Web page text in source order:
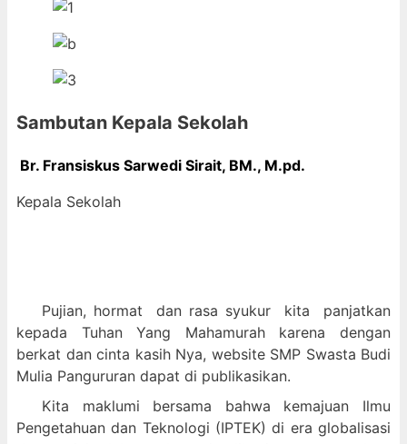
Sambutan Kepala Sekolah
Br. Fransiskus Sarwedi Sirait, BM., M.pd.
Kepala Sekolah
Pujian, hormat dan rasa syukur kita panjatkan
kepada Tuhan Yang Mahamurah karena dengan
berkat dan cinta kasih Nya, website SMP Swasta Budi
Mulia Pangururan dapat di publikasikan.
Kita maklumi bersama bahwa kemajuan Ilmu
Pengetahuan dan Teknologi (IPTEK) di era globalisasi